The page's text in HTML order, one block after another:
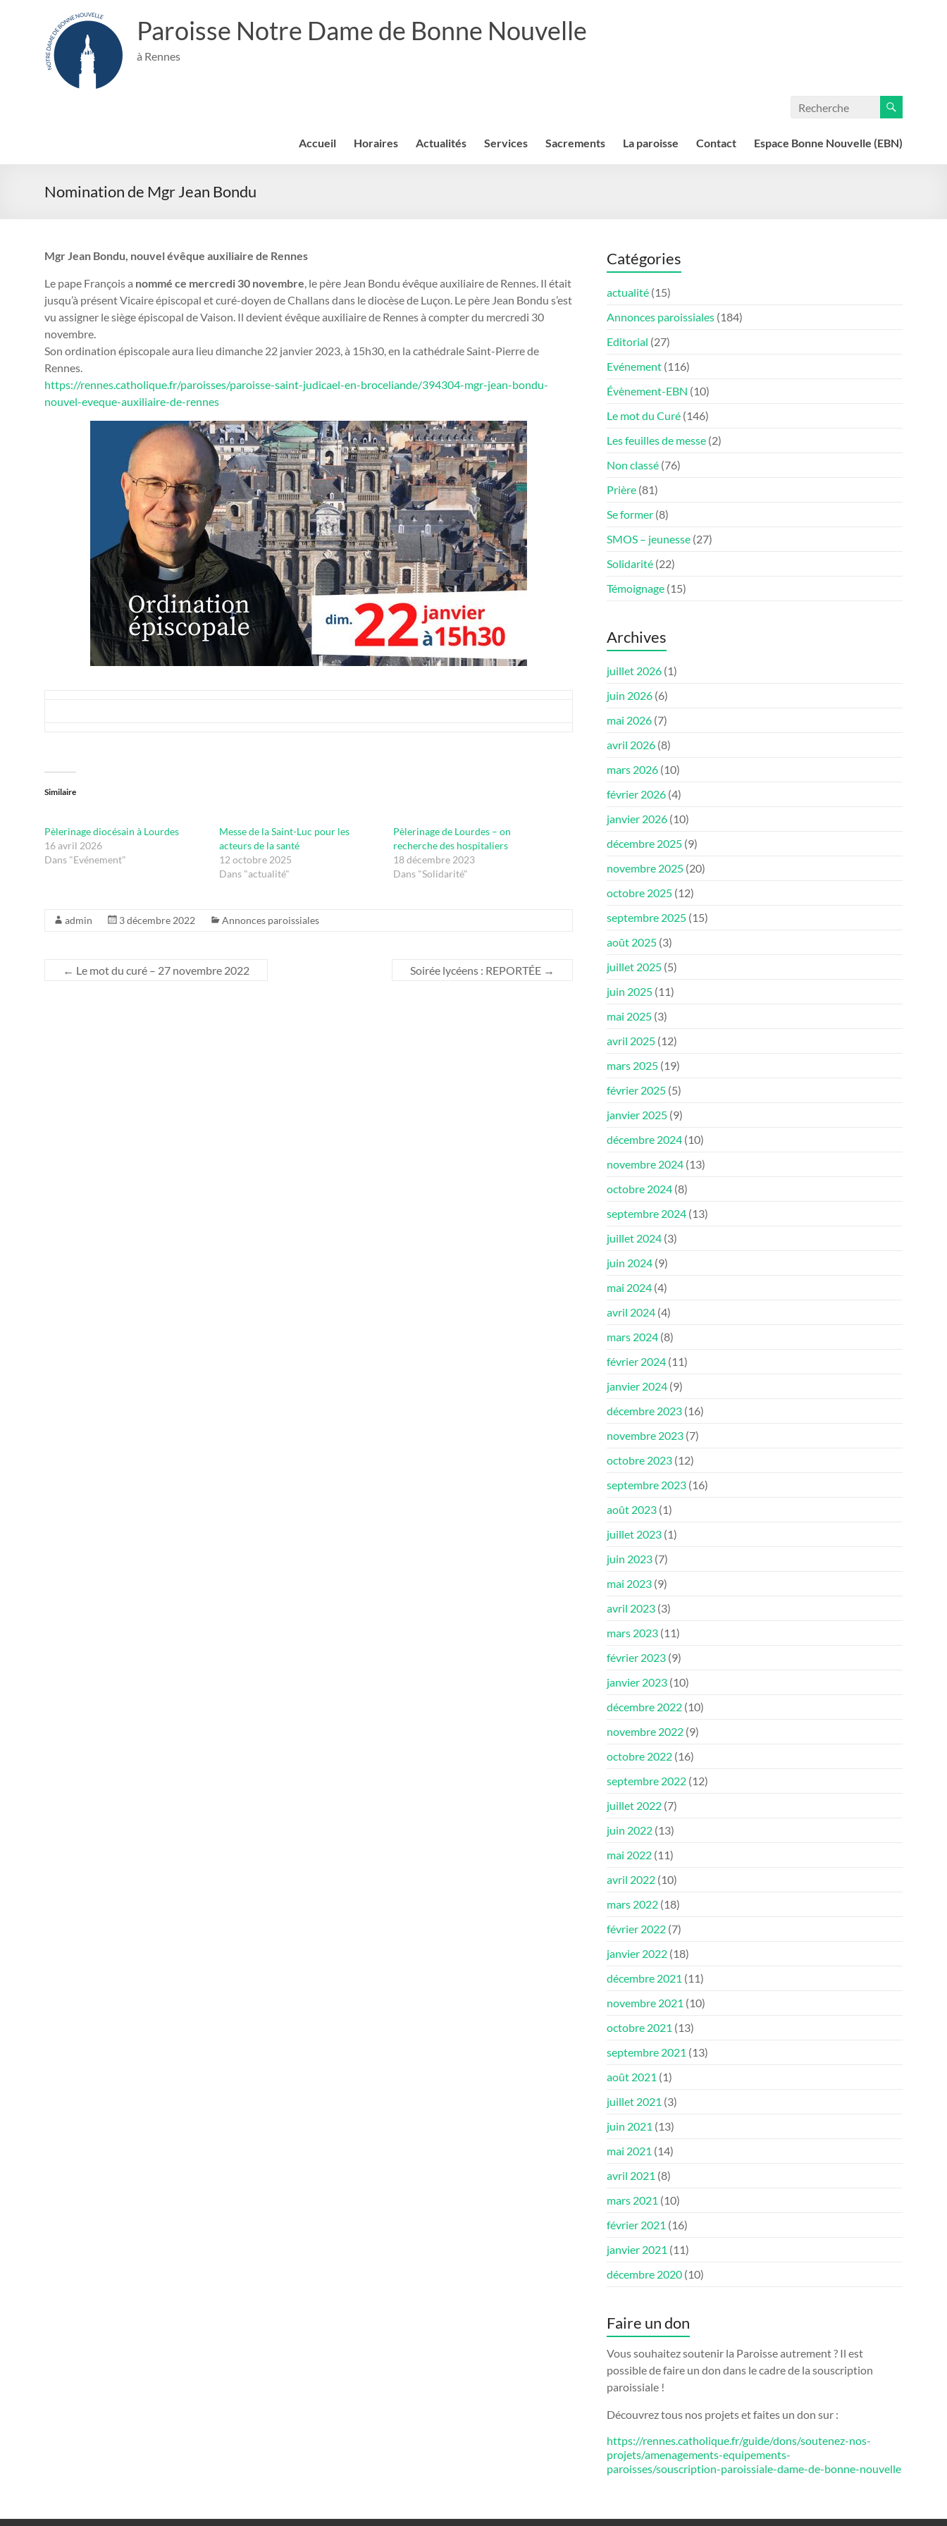
Paroisse Notre Dame de Bonne Nouvelle
à Rennes
Accueil Horaires Actualités Services Sacrements La paroisse Contact Espace Bonne Nouvelle (EBN)
Nomination de Mgr Jean Bondu
Mgr Jean Bondu, nouvel évêque auxiliaire de Rennes
Le pape François a nommé ce mercredi 30 novembre, le père Jean Bondu évêque auxiliaire de Rennes. Il était
jusqu’à présent Vicaire épiscopal et curé-doyen de Challans dans le diocèse de Luçon. Le père Jean Bondu s’est
vu assigner le siège épiscopal de Vaison. Il devient évêque auxiliaire de Rennes à compter du mercredi 30
novembre.
Son ordination épiscopale aura lieu dimanche 22 janvier 2023, à 15h30, en la cathédrale Saint-Pierre de
Rennes.
https://rennes.catholique.fr/paroisses/paroisse-saint-judicael-en-broceliande/394304-mgr-jean-bondu-
nouvel-eveque-auxiliaire-de-rennes
Similaire
Pèlerinage diocésain à Lourdes
16 avril 2026
Dans "Evénement"
Messe de la Saint-Luc pour les
acteurs de la santé
12 octobre 2025
Dans "actualité"
Pèlerinage de Lourdes – on
recherche des hospitaliers
18 décembre 2023
Dans "Solidarité"
admin 3 décembre 2022 Annonces paroissiales
← Le mot du curé – 27 novembre 2022 Soirée lycéens : REPORTÉE →
Catégories
actualité (15)
Annonces paroissiales (184)
Editorial (27)
Evénement (116)
Évènement-EBN (10)
Le mot du Curé (146)
Les feuilles de messe (2)
Non classé (76)
Prière (81)
Se former (8)
SMOS – jeunesse (27)
Solidarité (22)
Témoignage (15)
Archives
juillet 2026 (1)
juin 2026 (6)
mai 2026 (7)
avril 2026 (8)
mars 2026 (10)
février 2026 (4)
janvier 2026 (10)
décembre 2025 (9)
novembre 2025 (20)
octobre 2025 (12)
septembre 2025 (15)
août 2025 (3)
juillet 2025 (5)
juin 2025 (11)
mai 2025 (3)
avril 2025 (12)
mars 2025 (19)
février 2025 (5)
janvier 2025 (9)
décembre 2024 (10)
novembre 2024 (13)
octobre 2024 (8)
septembre 2024 (13)
juillet 2024 (3)
juin 2024 (9)
mai 2024 (4)
avril 2024 (4)
mars 2024 (8)
février 2024 (11)
janvier 2024 (9)
décembre 2023 (16)
novembre 2023 (7)
octobre 2023 (12)
septembre 2023 (16)
août 2023 (1)
juillet 2023 (1)
juin 2023 (7)
mai 2023 (9)
avril 2023 (3)
mars 2023 (11)
février 2023 (9)
janvier 2023 (10)
décembre 2022 (10)
novembre 2022 (9)
octobre 2022 (16)
septembre 2022 (12)
juillet 2022 (7)
juin 2022 (13)
mai 2022 (11)
avril 2022 (10)
mars 2022 (18)
février 2022 (7)
janvier 2022 (18)
décembre 2021 (11)
novembre 2021 (10)
octobre 2021 (13)
septembre 2021 (13)
août 2021 (1)
juillet 2021 (3)
juin 2021 (13)
mai 2021 (14)
avril 2021 (8)
mars 2021 (10)
février 2021 (16)
janvier 2021 (11)
décembre 2020 (10)
Faire un don
Vous souhaitez soutenir la Paroisse autrement ? Il est
possible de faire un don dans le cadre de la souscription
paroissiale !
Découvrez tous nos projets et faites un don sur :
https://rennes.catholique.fr/guide/dons/soutenez-nos-
projets/amenagements-equipements-
paroisses/souscription-paroissiale-dame-de-bonne-nouvelle